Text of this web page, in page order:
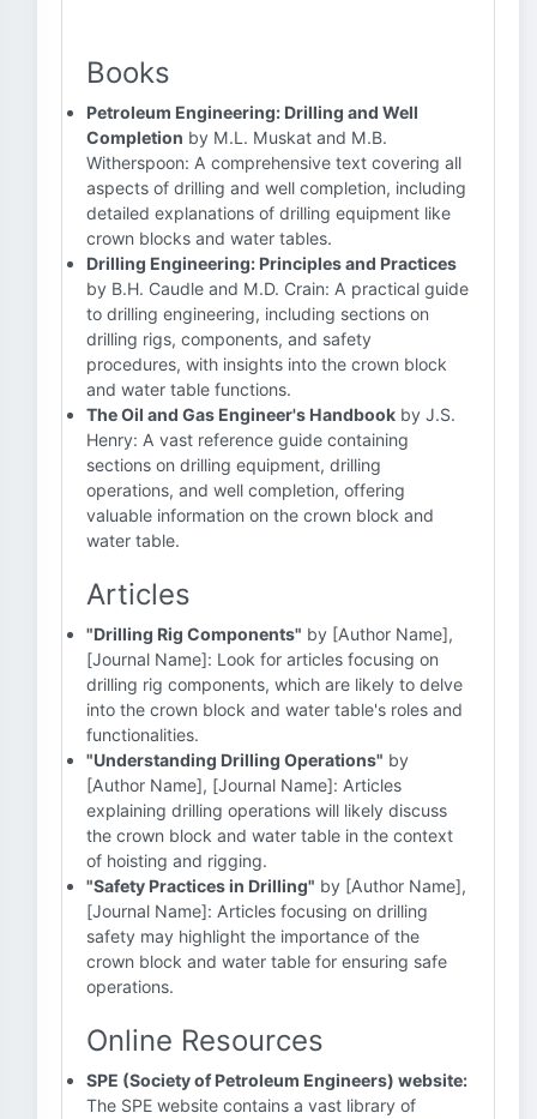
Books
Petroleum Engineering: Drilling and Well
Completion by M.L. Muskat and M.B.
Witherspoon: A comprehensive text covering all
aspects of drilling and well completion, including
detailed explanations of drilling equipment like
crown blocks and water tables.
Drilling Engineering: Principles and Practices
by B.H. Caudle and M.D. Crain: A practical guide
to drilling engineering, including sections on
drilling rigs, components, and safety
procedures, with insights into the crown block
and water table functions.
The Oil and Gas Engineer's Handbook by J.S.
Henry: A vast reference guide containing
sections on drilling equipment, drilling
operations, and well completion, offering
valuable information on the crown block and
water table.
Articles
"Drilling Rig Components" by [Author Name],
[Journal Name]: Look for articles focusing on
drilling rig components, which are likely to delve
into the crown block and water table's roles and
functionalities.
"Understanding Drilling Operations" by
[Author Name], [Journal Name]: Articles
explaining drilling operations will likely discuss
the crown block and water table in the context
of hoisting and rigging.
"Safety Practices in Drilling" by [Author Name],
[Journal Name]: Articles focusing on drilling
safety may highlight the importance of the
crown block and water table for ensuring safe
operations.
Online Resources
SPE (Society of Petroleum Engineers) website:
The SPE website contains a vast library of